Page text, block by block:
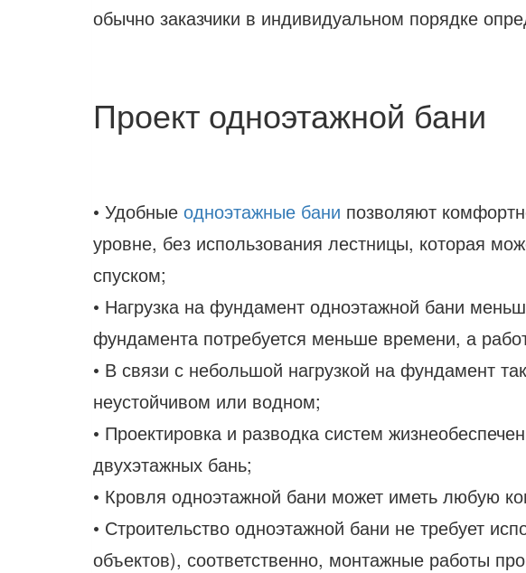
обычно заказчики в индивидуальном порядке
Проект одноэтажной бани
• Удобные одноэтажные бани позволяют
уровне, без использования лестницы, которая
спуском;
• Нагрузка на фундамент одноэтажной бани
фундамента потребуется меньше времени, а
• В связи с небольшой нагрузкой на фундамент
неустойчивом или водном;
• Проектировка и разводка систем
двухэтажных бань;
• Кровля одноэтажной бани может иметь любую
• Строительство одноэтажной бани не требует
объектов), соответственно, монтажные работы